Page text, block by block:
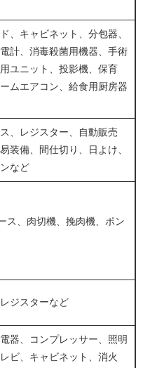
、キャビネット、分包器、
計、消毒殺菌用機器、手術
ユニット、投影機、保育
ムエアコン、給食用厨房器
、レジスター、自動販売
装備、間仕切り、日よけ、
など
ス、肉切機、挽肉機、ポン
ジスターなど
器、コンプレッサー、照明
ビ、キャビネット、消火